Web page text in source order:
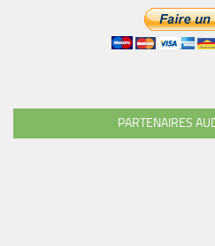
PARTENAIRES